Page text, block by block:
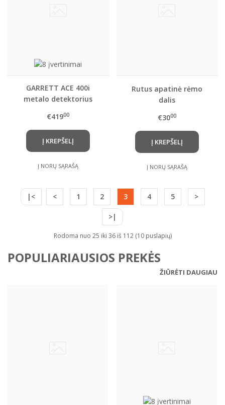
GARRETT ACE 400i
metalo detektorius
€41900
Į KREPŠELĮ
Į NORŲ SĄRAŠĄ
Rutus apatinė rėmo
dalis
€3000
Į KREPŠELĮ
Į NORŲ SĄRAŠĄ
|< < 1 2 3 4 5 >
>|
Rodoma nuo 25 iki 36 iš 112 (10 puslapių)
POPULIARIAUSIOS PREKĖS
ŽIŪRĖTI DAUGIAU